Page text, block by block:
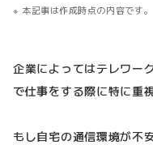
本記事は作成時点の内容です。
企業によってはテレワー
で仕事をする際に特に重
もし自宅の通信環境が不